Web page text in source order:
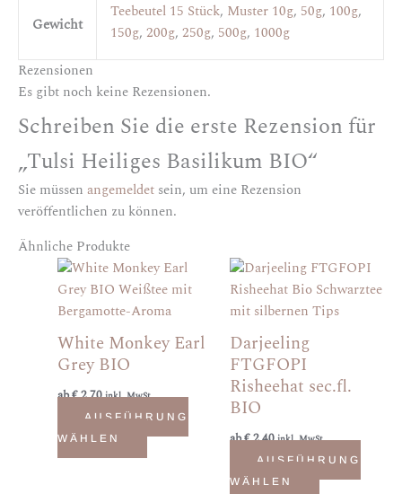
Gewicht
Teebeutel 15 Stück, Muster 10g, 50g, 100g,
150g, 200g, 250g, 500g, 1000g
Rezensionen
Es gibt noch keine Rezensionen.
Schreiben Sie die erste Rezension für
„Tulsi Heiliges Basilikum BIO“
Sie müssen angemeldet sein, um eine Rezension
veröffentlichen zu können.
Ähnliche Produkte
White Monkey Earl
Grey BIO
ab€2,70inkl. MwSt.
AUSFÜHRUNG
WÄHLEN
Dieses
Produkt
weist
mehrere
Varianten
Die
Optionen
können
auf
Darjeeling
FTGFOPI
Risheehat sec.fl.
BIO
ab€2,40inkl. MwSt.
AUSFÜHRUNG
WÄHLEN
Dieses
Produkt
weist
auf.
Die
können
auf
der